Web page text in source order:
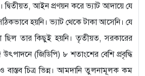
দ্বিতীয়ত, আইন প্রণয়ন করে ভ্যাট আদায়ে যে
হয়নি। ভ্যাট থেকে টাকা আসেনি। যে
তার কিছুই হয়নি। তৃতীয়ত, সরকারের
(জিডিপি) ৮ শতাংশের বেশি প্রবৃদ্ধি
বাস্তব চিত্র ভিন্ন। আমদানি তুলনামূলক কম